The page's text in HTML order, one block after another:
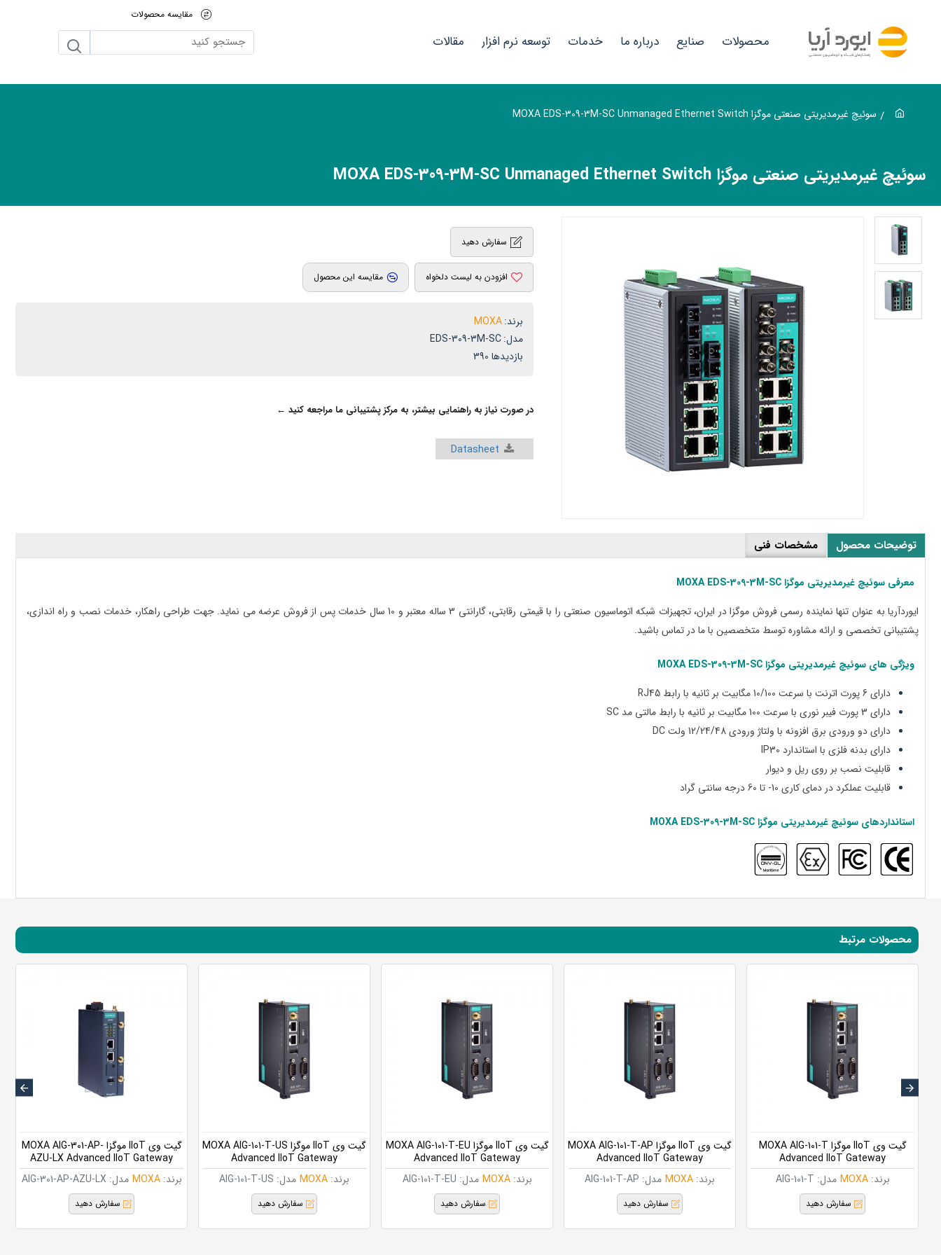
غیرمدیریتی
صنعتی
موگزا
MOXA
309-
3M-
ایوردآریا
تنها
مقایسه محصولات
محصولات صنایع درباره ما خدمات توسعه نرم افزار مقالات
سوئیچ غیرمدیریتی صنعتی موگزا MOXA EDS-309-3M-SC Unmanaged Ethernet Switch
سوئیچ غیرمدیریتی صنعتی موگزا MOXA EDS-309-3M-SC Unmanaged Ethernet Switch
برند:MOXA
مدل:EDS-309-3M-SC
بازدیدها 390
سفارش دهید
افزودن به لیست دلخواه مقایسه این محصول
در صورت نیاز به راهنمایی بیشتر، به مرکز پشتیبانی ما مراجعه کنید ←
Datasheet
توضیحات محصول مشخصات فنی
معرفی سوئیچ غیرمدیریتی موگزا MOXA EDS-309-3M-SC
ایوردآریا به عنوان تنها نماینده رسمی فروش موگزا در ایران، تجهیزات شبکه اتوماسیون صنعتی را با قیمتی‌ رقابتی، گارانتی 3 ساله معتبر و 10 سال خدمات پس از فروش عرضه می نماید. جهت طراحی راهکار، خدمات نصب و راه اندازی،
پشتیبانی تخصصی و ارائه مشاوره توسط متخصصین با ما در تماس باشید.
ویژگی های سوئیچ غیرمدیریتی موگزا MOXA EDS- 309-3M-SC
دارای 6 پورت اترنت با سرعت 10/100 مگابیت بر ثانیه با رابط RJ45
دارای 3 پورت فیبر نوری با سرعت 100 مگابیت بر ثانیه با رابط مالتی مد SC
دارایدو ورودی برق افزونه با ولتاژ ورودی 12/24/48 ولت DC
دارای بدنه فلزی با استاندارد IP30
قابلیت نصب بر روی ریل و دیوار
قابلیت عملکرد در دمای کاری 10- تا 60 درجه سانتی گراد
استانداردهای سوئیچ غیرمدیریتی موگزا MOXA EDS- 309-3M-SC
محصولات مرتبط
برند: MOXA مدل: AIG-101-T
گیت وی IIoT موگزا MOXA AIG-101-T
Advanced IIoT Gateway
سفارش دهید
برند: MOXA مدل: AIG-101-T-AP
گیت وی IIoT موگزا MOXA AIG-101-T-AP
Advanced IIoT Gateway
سفارش دهید
برند: MOXA مدل: AIG-101-T-EU
گیت وی IIoT موگزا MOXA AIG-101-T-EU
Advanced IIoT Gateway
سفارش دهید
برند: MOXA مدل: AIG-101-T-US
گیت وی IIoT موگزا MOXA AIG-101-T-US
Advanced IIoT Gateway
سفارش دهید
برند: MOXA مدل: AIG-301-AP-AZU-LX
گیت وی IIoT موگزا MOXA AIG-301-AP-
AZU-LX Advanced IIoT Gateway
سفارش دهید